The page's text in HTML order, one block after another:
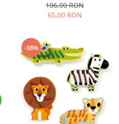
106,00 RON
65,00 RON
-38%